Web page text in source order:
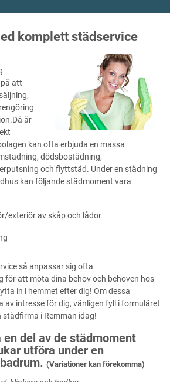
komplett städservice
att
är
kan ofta erbjuda en massa
dödsbostädning,
och flyttstäd. Under en städning
kan följande städmoment vara
exteriör av skåp och lådor
så anpassar sig ofta
att möta dina behov och behoven hos
in i hemmet efter dig! Om dessa
av intresse för dig, vänligen fyll i formuläret
i Remman idag!
en del av de städmoment
utföra under en
(Variationer kan förekomma)